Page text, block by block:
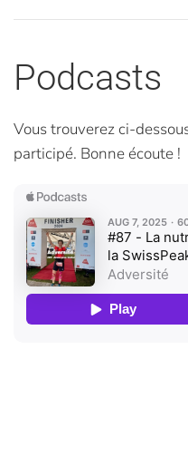
Podcasts
Vous trouverez ci-
participé. Bonne écoute !